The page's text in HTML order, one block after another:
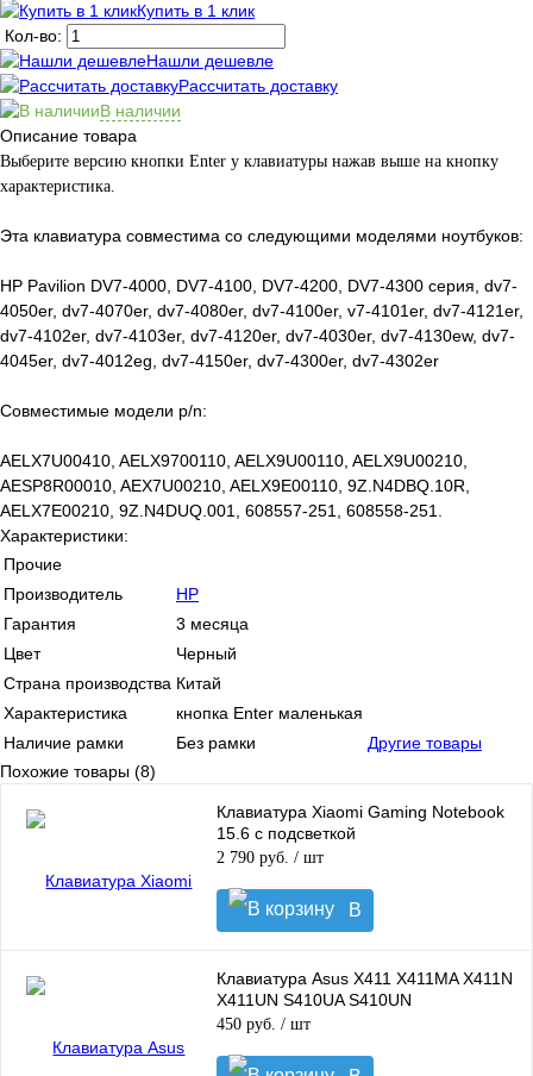
Купить в 1 клик
Кол-во:
Нашли дешевле
Рассчитать доставку
В наличии
Описание товара
Выберите версию кнопки Enter у клавиатуры нажав выше на кнопку
характеристика.
Эта клавиатура совместима со следующими моделями ноутбуков:
HP Pavilion DV7-4000, DV7-4100, DV7-4200, DV7-4300 серия, dv7-
4050er, dv7-4070er, dv7-4080er, dv7-4100er, v7-4101er, dv7-4121er,
dv7-4102er, dv7-4103er, dv7-4120er, dv7-4030er, dv7-4130ew, dv7-
4045er, dv7-4012eg, dv7-4150er, dv7-4300er, dv7-4302er
Совместимые модели p/n:
AELX7U00410, AELX9700110, AELX9U00110, AELX9U00210,
AESP8R00010, AEX7U00210, AELX9E00110, 9Z.N4DBQ.10R,
AELX7E00210, 9Z.N4DUQ.001, 608557-251, 608558-251.
Характеристики:
Прочие
Производитель
HP
Гарантия
3 месяца
Цвет
Черный
Страна производства Китай
Характеристика
кнопка Enter маленькая
Наличие рамки
Без рамки
Другие товары
Похожие товары (8)
Клавиатура Xiaomi Gaming Notebook
15.6 с подсветкой
2 790 руб. / шт
В
корзину
Клавиатура Asus X411 X411MA X411N
X411UN S410UA S410UN
450 руб. / шт